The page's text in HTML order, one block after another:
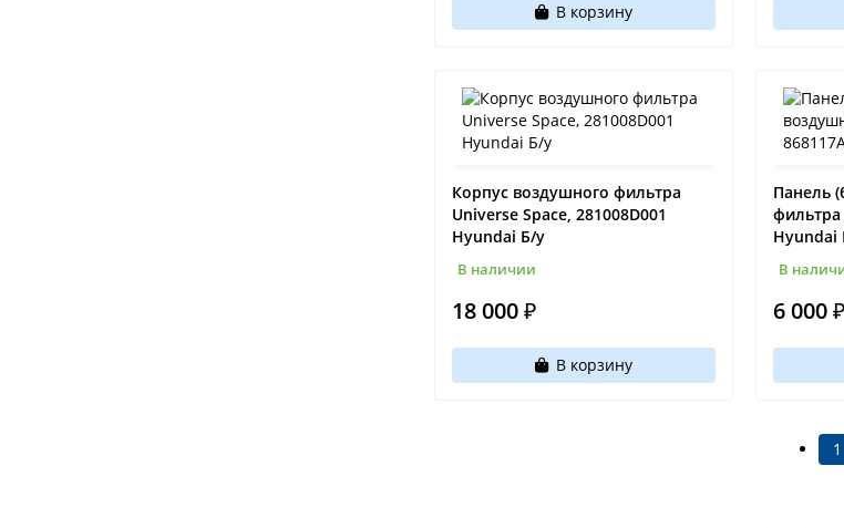
В корзину
Корпус воздушного фильтра
Universe Space, 281008D001
Hyundai Б/у
В наличии
18 000 ₽
В корзину
Панель
фильтра
Hyundai
В
6 000 ₽
1